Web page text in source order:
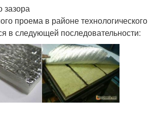
зазора
проема в районе технологического
в следующей последовательности: